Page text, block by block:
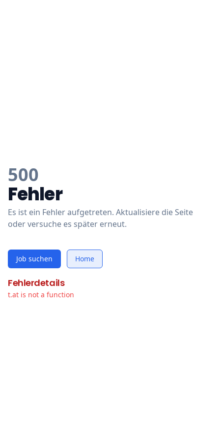
500
Fehler
Es ist ein Fehler aufgetreten. Aktualisiere die Seite
oder versuche es später erneut.
Job suchen Home
Fehlerdetails
t.at is not a function